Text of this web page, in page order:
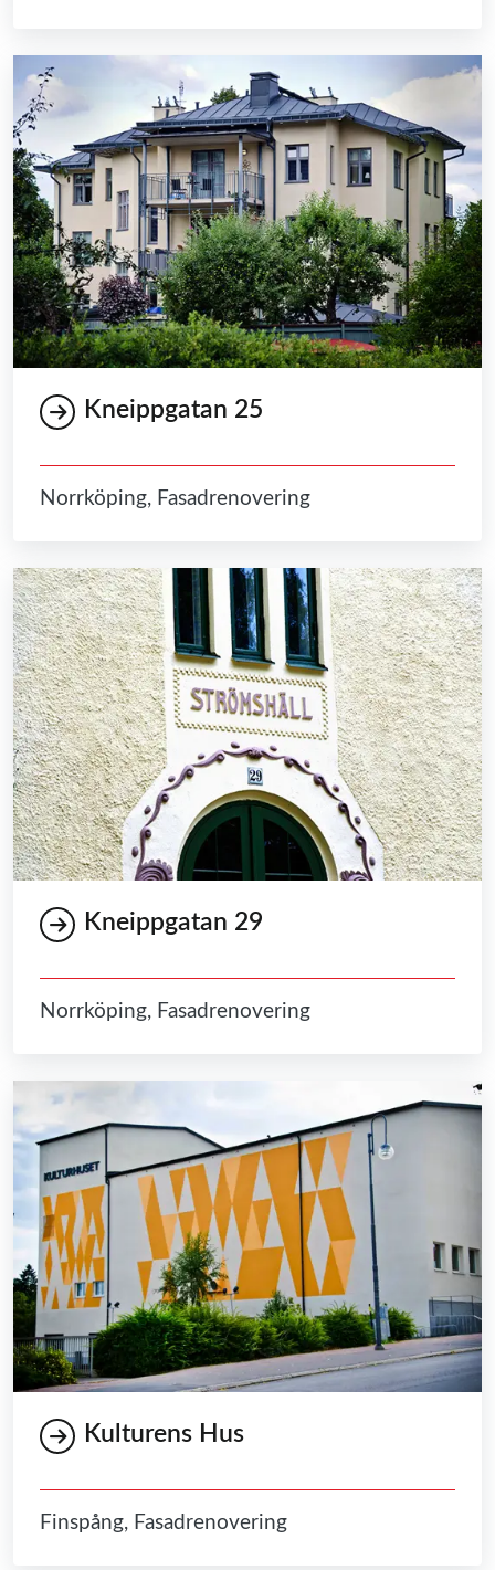
Kneippgatan 25
Norrköping, Fasadrenovering
Kneippgatan 29
Norrköping, Fasadrenovering
Kulturens Hus
Finspång, Fasadrenovering